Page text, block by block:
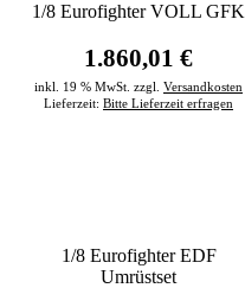
1/8 Eurofighter VOLL GFK
1.860,01 €
inkl. 19 % MwSt. zzgl. Versandkosten
Lieferzeit: Bitte Lieferzeit erfragen
1/8 Eurofighter EDF
Umrüstset